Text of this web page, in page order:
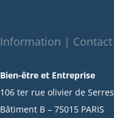
octobre 2021
juillet 2021
juin 2021
mai 2021
Information | Contact
Bien-être et Entreprise
106 ter rue olivier de Serres
Bâtiment B – 75015 PARIS